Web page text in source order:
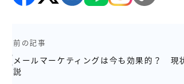
前の記事
メールマーケティングは今も効果的？ 現
説